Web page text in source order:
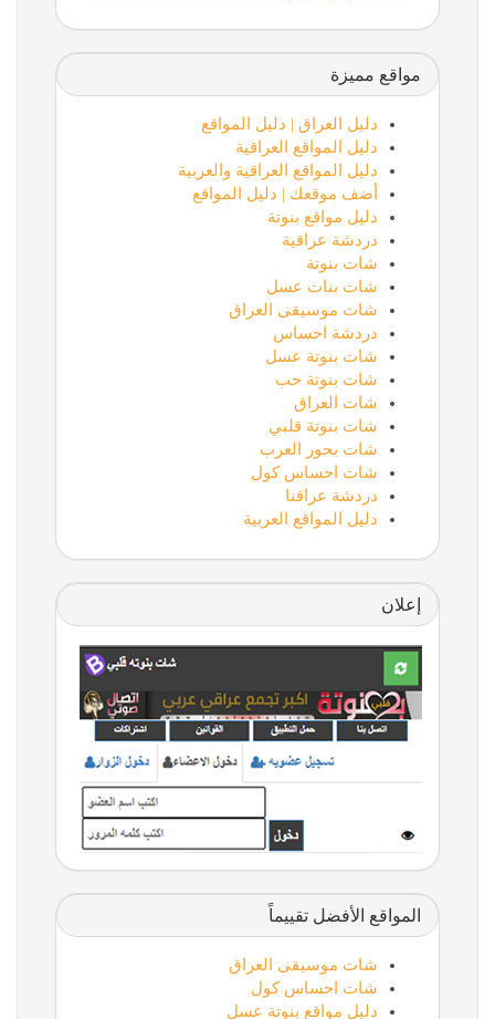
مواقع مميزة
دليل العراق | دليل المواقع
دليل المواقع العراقية
دليل المواقع العراقية والعربية
أضف موقعك | دليل المواقع
دليل مواقع بنوتة
دردشة عراقية
شات بنوتة
شات بنات عسل
شات موسيقى العراق
دردشة احساس
شات بنوتة عسل
شات بنوتة حب
شات العراق
شات بنوتة قلبي
شات بحور العرب
شات احساس كول
دردشة عراقنا
دليل المواقع العربية
إعلان
المواقع الأفضل تقييماً
شات موسيقى العراق
شات احساس كول
دليل مواقع بنوتة عسل